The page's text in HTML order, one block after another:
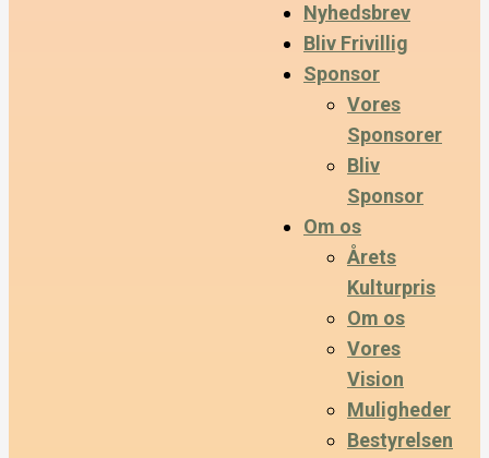
Nyhedsbrev
Bliv Frivillig
Sponsor
Vores
Sponsorer
Bliv
Sponsor
Om os
Årets
Kulturpris
Om os
Vores
Vision
Muligheder
Bestyrelsen